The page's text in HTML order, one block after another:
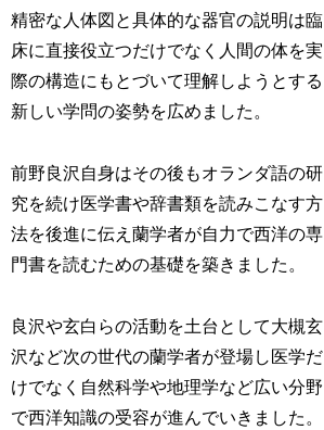
精密な人体図と具体的な器官の説明は臨
床に直接役立つだけでなく人間の体を実
際の構造にもとづいて理解しようとする
新しい学問の姿勢を広めました。
前野良沢自身はその後もオランダ語の研
究を続け医学書や辞書類を読みこなす方
法を後進に伝え蘭学者が自力で西洋の専
門書を読むための基礎を築きました。
良沢や玄白らの活動を土台として大槻玄
沢など次の世代の蘭学者が登場し医学だ
けでなく自然科学や地理学など広い分野
で西洋知識の受容が進んでいきました。